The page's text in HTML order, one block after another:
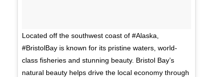
Located off the southwest coast of #Alaska,
#BristolBay is known for its pristine waters, world-
class fisheries and stunning beauty. Bristol Bay’s
natural beauty helps drive the local economy through